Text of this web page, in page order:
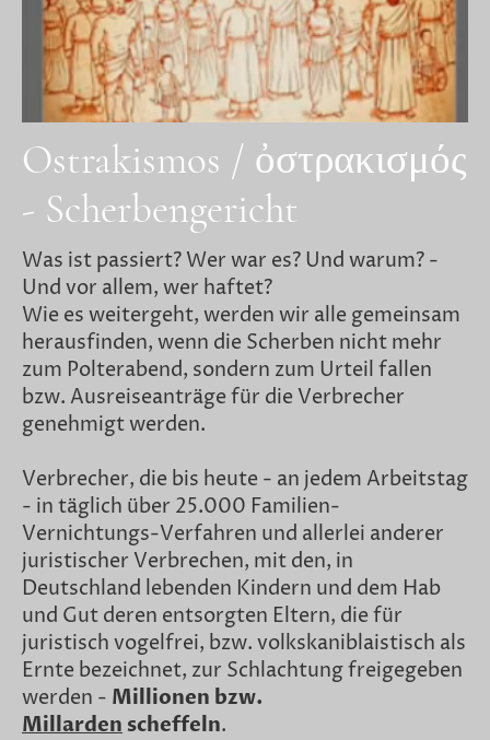
Ostrakismos / ὀστρακισμός
- Scherbengericht
Was ist passiert? Wer war es? Und warum? -
Und vor allem, wer haftet?
Wie es weitergeht, werden wir alle gemeinsam
herausfinden, wenn die Scherben nicht mehr
zum Polterabend, sondern zum Urteil fallen
bzw. Ausreiseanträge für die Verbrecher
genehmigt werden.
Verbrecher, die bis heute - an jedem Arbeitstag
- in täglich über 25.000 Familien-
Vernichtungs-Verfahren und allerlei anderer
juristischer Verbrechen, mit den, in
Deutschland lebenden Kindern und dem Hab
und Gut deren entsorgten Eltern, die für
juristisch vogelfrei, bzw. volkskaniblaistisch als
Ernte bezeichnet, zur Schlachtung freigegeben
werden - Millionen bzw.
Millarden scheffeln.